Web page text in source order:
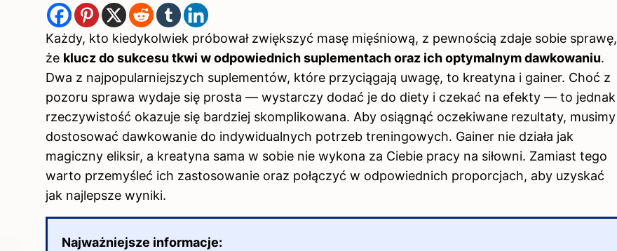
Każdy, kto kiedykolwiek próbował zwiększyć masę mięśniową, z pewnością zdaje sobie sprawę,
że klucz do sukcesu tkwi w odpowiednich suplementach oraz ich optymalnym dawkowaniu.
Dwa z najpopularniejszych suplementów, które przyciągają uwagę, to kreatyna i gainer. Choć z
pozoru sprawa wydaje się prosta — wystarczy dodać je do diety i czekać na efekty — to jednak
rzeczywistość okazuje się bardziej skomplikowana. Aby osiągnąć oczekiwane rezultaty, musimy
dostosować dawkowanie do indywidualnych potrzeb treningowych. Gainer nie działa jak
magiczny eliksir, a kreatyna sama w sobie nie wykona za Ciebie pracy na siłowni. Zamiast tego
warto przemyśleć ich zastosowanie oraz połączyć w odpowiednich proporcjach, aby uzyskać
jak najlepsze wyniki.
Najważniejsze informacje: